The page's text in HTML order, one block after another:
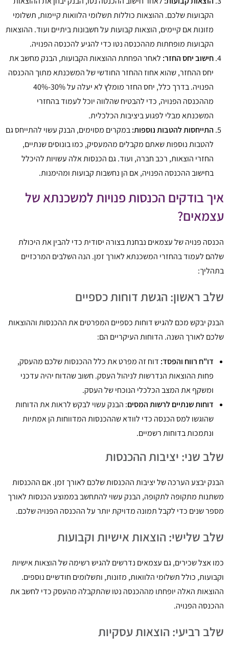
הקבועות שלכם. ההוצאות כוללות תשלומי הלוואות קיימות, תשלומי
מזונות אם קיימים, הוצאות קבועות על חשבונות ביתיים ועוד. ההוצאות
הקבועות מופחתות מההכנסה נטו כדי להגיע להכנסה הפנויה.
חישוב יחס החזר: לאחר הפחתת ההוצאות הקבועות, הבנק מחשב את
יחס ההחזר, שהוא אחוז ההחזר החודשי של המשכנתא מתוך ההכנסה
הפנויה. בדרך כלל, יחס החזר מומלץ לא יעלה על 30%-40%
מההכנסה הפנויה, כדי להבטיח שהלווה יוכל לעמוד בהחזרי
המשכנתא מבלי לפגוע ביציבות הכלכלית.
התייחסות להטבות נוספות:במקרים מסוימים, הבנק עשוי להתייחס גם
להטבות נוספות שאתם מקבלים מהמעסיק, כמו בונוסים שנתיים,
החזרי הוצאות, רכב חברה, ועוד. גם הכנסות אלה עשויות להיכלל
בחישוב ההכנסה הפנויה, אם הן נחשבות קבועות ומהימנות.
איך בודקים הכנסות פנויות למשכנתא של
עצמאים?
הכנסה פנויה של עצמאים נבחנת בצורה יסודית כדי להבין את היכולת
שלהם לעמוד בהחזרי המשכנתא לאורך זמן. הנה השלבים המרכזיים
בתהליך:
שלב ראשון: הגשת דוחות כספיים
הבנק יבקש מכם להגיש דוחות כספיים המפרטים את ההכנסות וההוצאות
שלכם לאורך השנה. הדוחות העיקריים הם:
דו"ח רווח והפסד: דוח זה מפרט את כלל ההכנסות שלכם מהעסק,
פחות ההוצאות הנדרשות לניהול העסק. חשוב שהדוח יהיה עדכני
ומשקף את המצב הכלכלי הנוכחי של העסק.
דוחות שנתיים לרשות המסים: הבנק עשוי לבקש לראות את הדוחות
שהוגשו למס הכנסה כדי לוודא שההכנסות המדווחות הן אמתיות
ונתמכות בדוחות רשמיים.
שלב שני: יציבות ההכנסות
הבנק יבצע הערכה של יציבות ההכנסות שלכם לאורך זמן. אם ההכנסות
משתנות מתקופה לתקופה, הבנק עשוי להתחשב בממוצע הכנסות לאורך
מספר שנים כדי לקבל תמונה מדויקת יותר על ההכנסה הפנויה שלכם.
שלב שלישי: הוצאות אישיות וקבועות
כמו אצל שכירים, גם עצמאים נדרשים להגיש רשימה של הוצאות אישיות
וקבועות, כולל תשלומי הלוואות, מזונות, ותשלומים חודשיים נוספים.
ההוצאות האלה יופחתו מההכנסה נטו שהתקבלה מהעסק כדי לחשב את
ההכנסה הפנויה.
שלב רביעי: הוצאות עסקיות